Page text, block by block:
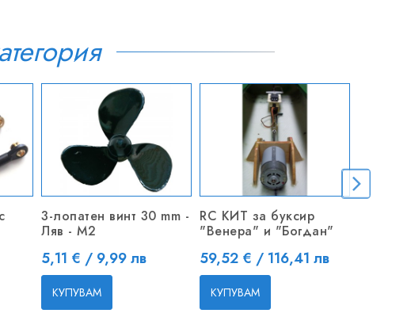
3-лопатен винт 30 mm -
Ляв - M2
Цена
5,11 € / 9,99 лв
КУПУВАМ
RC КИТ за буксир
"Венера" и "Богдан"
Цена
59,52 € / 116,41 лв
КУПУВАМ